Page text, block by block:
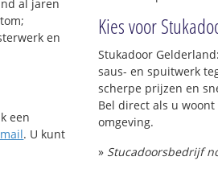
al jaren
en
een
. U kunt
Kies voor
Stukadoor
saus- en spuitwerk
scherpe prijzen en
Bel direct als u
omgeving.
» Stucadoorsbedrijf